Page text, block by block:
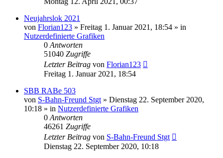
Neujahrslok 2021
von Florian123 » Freitag 1. Januar 2021, 18:54 » in
Nutzerdefinierte Grafiken
0 Antworten
51040 Zugriffe
Letzter Beitrag von Florian123
Freitag 1. Januar 2021, 18:54
SBB RABe 503
von S-Bahn-Freund Stgt » Dienstag 22. September 2020,
10:18 » in Nutzerdefinierte Grafiken
0 Antworten
46261 Zugriffe
Letzter Beitrag von S-Bahn-Freund Stgt
Dienstag 22. September 2020, 10:18